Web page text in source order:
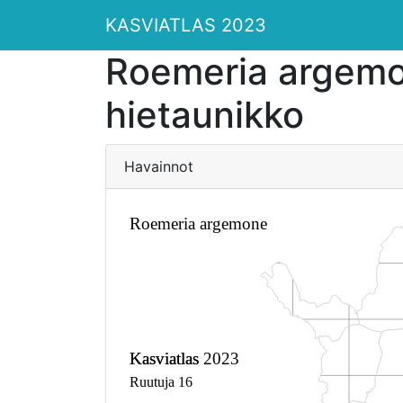
KASVIATLAS 2023
Roemeria
hietaunikko
Havainnot